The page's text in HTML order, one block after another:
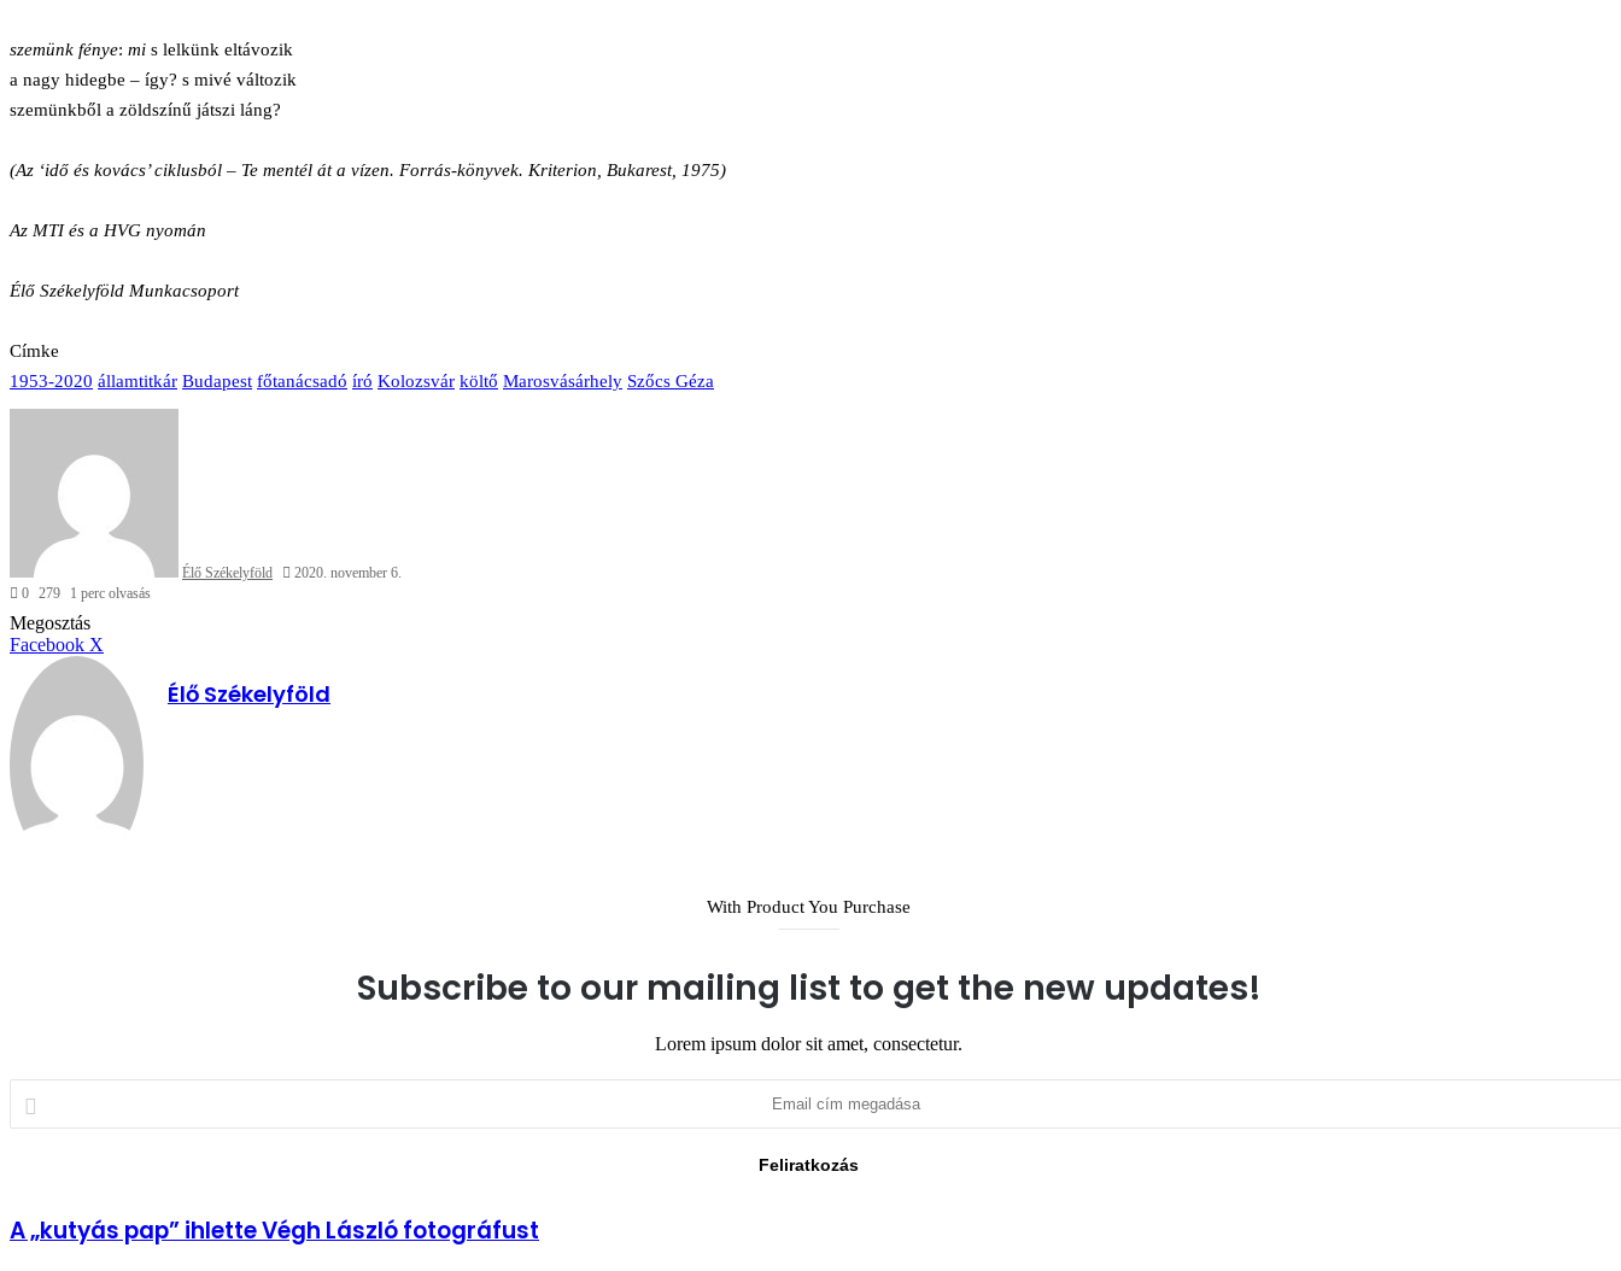
szemünk fénye: mi s lelkünk eltávozik
a nagy hidegbe – így? s mivé változik
szemünkből a zöldszínű játszi láng?
(Az ‘idő és kovács’ ciklusból – Te mentél át a vízen. Forrás-könyvek. Kriterion, Bukarest, 1975)
Az MTI és a HVG nyomán
Élő Székelyföld Munkacsoport
Címke
1953-2020 államtitkár Budapest főtanácsadó író Kolozsvár költő Marosvásárhely Szőcs Géza
Élő Székelyföld
2020. november 6.
0 279 1 perc olvasás
Facebook
X
Reddit
WhatsApp
Megosztás
email-
Nyomtatás
Megosztás
Facebook X
email-
ben
Élő Székelyföld
With Product You Purchase
Subscribe to our mailing list to get the new updates!
Lorem ipsum dolor sit amet, consectetur.
cím
megadása
A
„kutyás
A „kutyás pap” ihlette Végh László fotográfust